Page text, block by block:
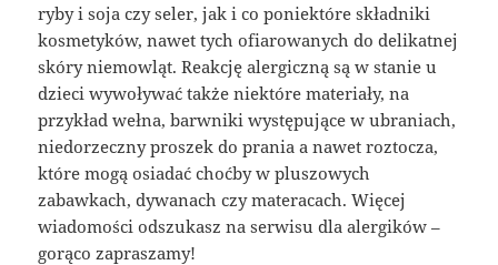
ryby i soja czy seler, jak i co poniektóre składniki
kosmetyków, nawet tych ofiarowanych do delikatnej
skóry niemowląt. Reakcję alergiczną są w stanie u
dzieci wywoływać także niektóre materiały, na
przykład wełna, barwniki występujące w ubraniach,
niedorzeczny proszek do prania a nawet roztocza,
które mogą osiadać choćby w pluszowych
zabawkach, dywanach czy materacach. Więcej
wiadomości odszukasz na serwisu dla alergików –
gorąco zapraszamy!